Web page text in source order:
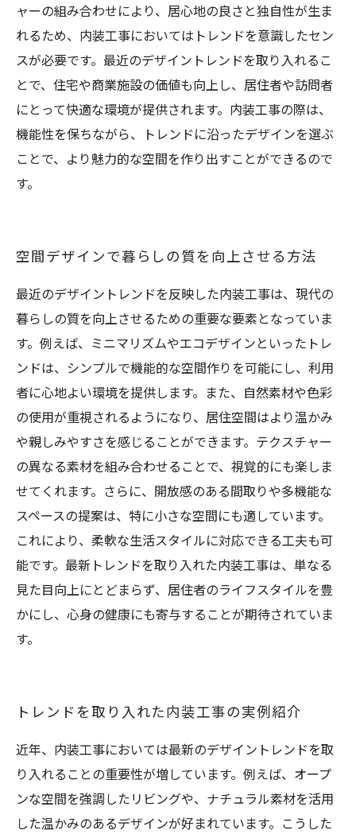
ャーの組み合わせにより、居心地の良さと独自性が生ま
れるため、内装工事においてはトレンドを意識したセン
スが必要です。最近のデザイントレンドを取り入れるこ
とで、住宅や商業施設の価値も向上し、居住者や訪問者
にとって快適な環境が提供されます。内装工事の際は、
機能性を保ちながら、トレンドに沿ったデザインを選ぶ
ことで、より魅力的な空間を作り出すことができるので
す。
空間デザインで暮らしの質を向上させる方法
最近のデザイントレンドを反映した内装工事は、現代の
暮らしの質を向上させるための重要な要素となっていま
す。例えば、ミニマリズムやエコデザインといったトレ
ンドは、シンプルで機能的な空間作りを可能にし、利用
者に心地よい環境を提供します。また、自然素材や色彩
の使用が重視されるようになり、居住空間はより温かみ
や親しみやすさを感じることができます。テクスチャー
の異なる素材を組み合わせることで、視覚的にも楽しま
せてくれます。さらに、開放感のある間取りや多機能な
スペースの提案は、特に小さな空間にも適しています。
これにより、柔軟な生活スタイルに対応できる工夫も可
能です。最新トレンドを取り入れた内装工事は、単なる
見た目向上にとどまらず、居住者のライフスタイルを豊
かにし、心身の健康にも寄与することが期待されていま
す。
トレンドを取り入れた内装工事の実例紹介
近年、内装工事においては最新のデザイントレンドを取
り入れることの重要性が増しています。例えば、オープ
ンな空間を強調したリビングや、ナチュラル素材を活用
した温かみのあるデザインが好まれています。こうした